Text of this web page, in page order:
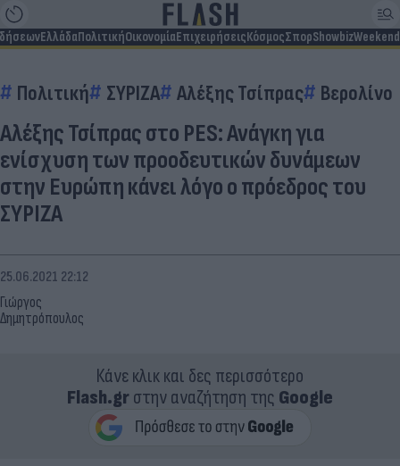
ΕλλάδαΠολιτικήΟικονομίαΕπιχειρήσειςΚόσμοςΣπορShowbizWeekend
Πολιτική ΣΥΡΙΖΑ Αλέξης Τσίπρας Βερολίνο
Αλέξης Τσίπρας στο PES: Ανάγκη για
ενίσχυση των προοδευτικών δυνάμεων
στην Ευρώπη κάνει λόγο ο πρόεδρος του
ΣΥΡΙΖΑ
Γιώργος
Δημητρόπουλος
25.06.2021 22:12
Κάνε κλικ και δες περισσότερο
Flash.grστην αναζήτηση της Google